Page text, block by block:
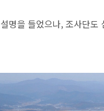
명을 들었으나, 조사단